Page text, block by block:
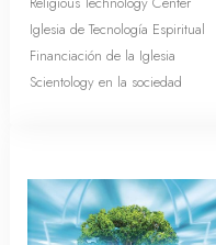
Iglesia de Tecnología Espiritual
Financiación de la Iglesia
Scientology en la sociedad